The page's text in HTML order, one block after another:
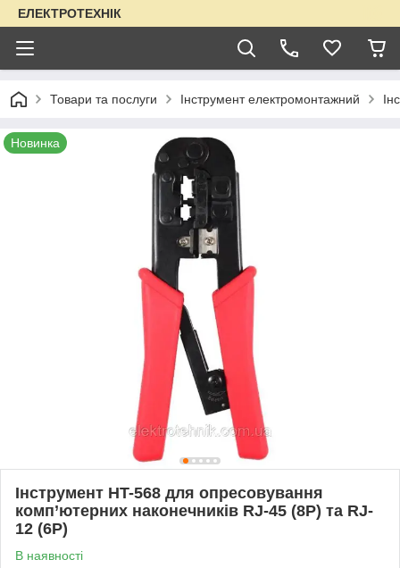
ЕЛЕКТРОТЕХНІК
Товари та послуги Інструмент електромонтажний
Новинка
Інструмент HT-568 для опресовування
комп’ютерних наконечників RJ-45 (8P) та RJ-
12 (6P)
В наявності